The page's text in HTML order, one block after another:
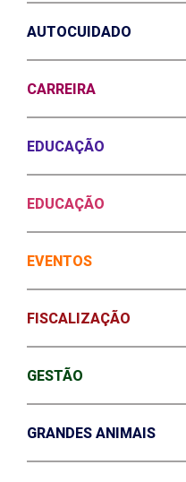
AUTOCUIDADO
CARREIRA
EDUCAÇÃO
EDUCAÇÃO
EVENTOS
FISCALIZAÇÃO
GESTÃO
GRANDES ANIMAIS